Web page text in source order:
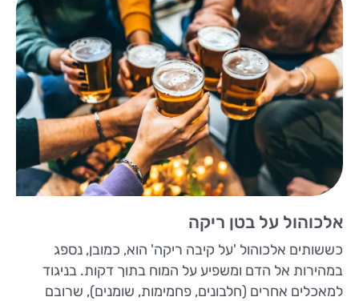
אלכוהול על בטן ריקה
כששותים אלכוהול 'על קיבה ריקה' הוא, כמובן, נספג
במהירות אל הדם ומשפיע על המוח בתוך דקות. בניגוד
למאכלים אחרים (חלבונים, פחמימות, שומנים), שרובם